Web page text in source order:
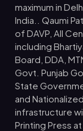
maximum in
India.. Qaumi
of DAVP, All
including
Board, DDA,
Govt. Punjab
State
and
infrastructure
Printing Press